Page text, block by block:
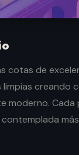
cotas de
creando
moderno. Cada